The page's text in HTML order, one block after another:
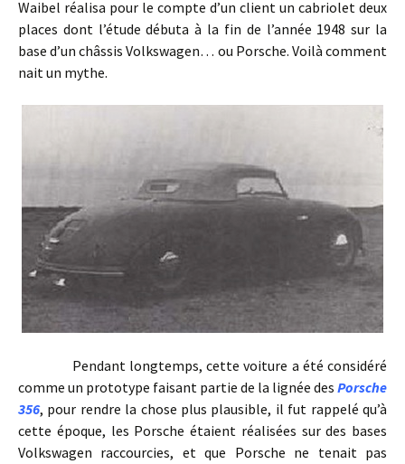
Waibel réalisa pour le compte d’un client un cabriolet deux
places dont l’étude débuta à la fin de l’année 1948 sur la
base d’un châssis Volkswagen… ou Porsche. Voilà comment
nait un mythe.
Pendant longtemps, cette voiture a été considéré
comme un prototype faisant partie de la lignée des Porsche
356, pour rendre la chose plus plausible, il fut rappelé qu’à
cette époque, les Porsche étaient réalisées sur des bases
Volkswagen raccourcies, et que Porsche ne tenait pas